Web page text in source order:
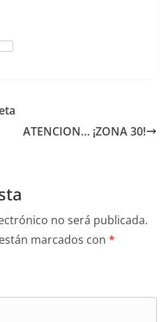
ATENCION… ¡ZONA 30!
no será publicada.
marcados con *